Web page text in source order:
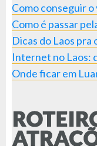
Como conseguir
Como é passar
Dicas do Laos pra
Internet no Laos:
Onde ficar em